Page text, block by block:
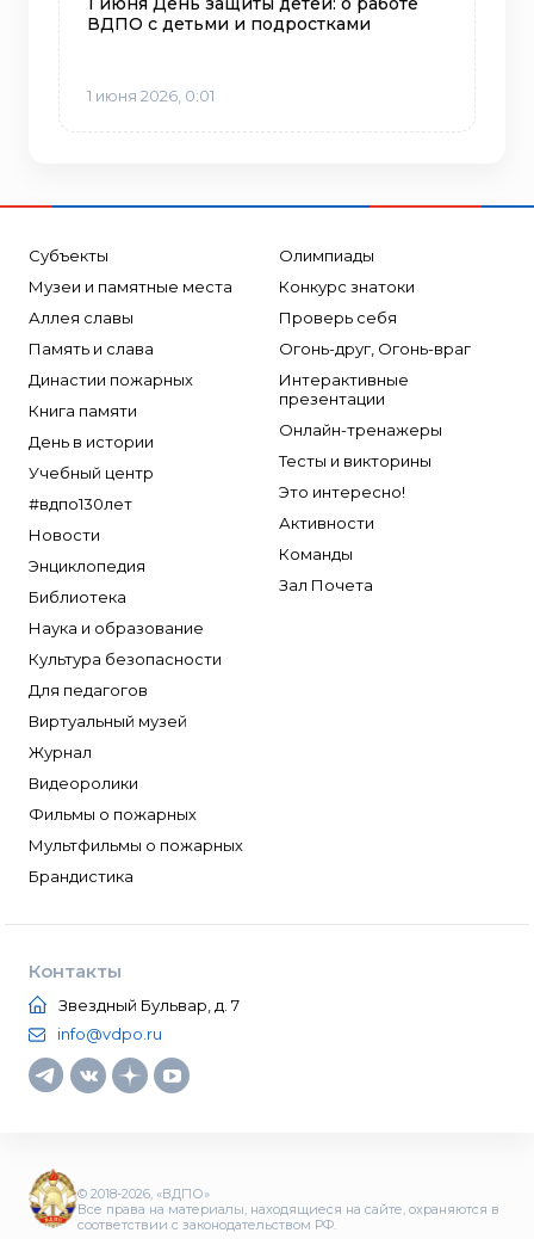
ВДПО с детьми и подростками
1 июня 2026, 0:01
Субъекты
Музеи и памятные места
Аллея славы
Память и слава
Династии пожарных
Книга памяти
День в истории
Учебный центр
#вдпо130лет
Новости
Энциклопедия
Библиотека
Наука и образование
Культура безопасности
Для педагогов
Виртуальный музей
Журнал
Видеоролики
Фильмы о пожарных
Мультфильмы о пожарных
Брандистика
Олимпиады
Конкурс знатоки
Проверь себя
Огонь-друг, Огонь-враг
Интерактивные
презентации
Онлайн-тренажеры
Тесты и викторины
Это интересно!
Активности
Команды
Зал Почета
Контакты
Звездный Бульвар, д. 7
info@vdpo.ru
© 2018-2026, «ВДПО»
Все права на материалы, находящиеся на сайте, охраняются в
соответствии с законодательством РФ.